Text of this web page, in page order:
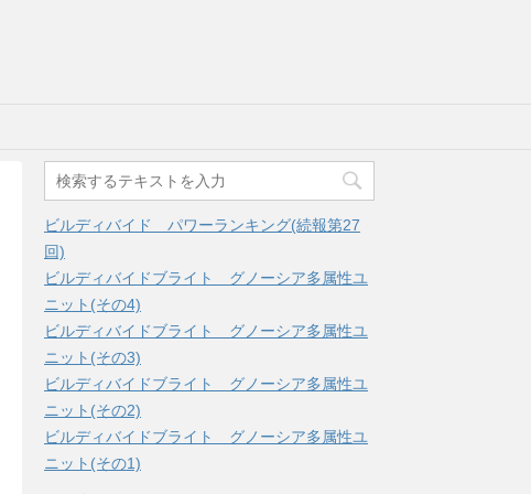
ビルディバイド パワーランキング(続報第27
回)
ビルディバイドブライト グノーシア多属性ユ
ニット(その4)
ビルディバイドブライト グノーシア多属性ユ
ニット(その3)
ビルディバイドブライト グノーシア多属性ユ
ニット(その2)
ビルディバイドブライト グノーシア多属性ユ
ニット(その1)